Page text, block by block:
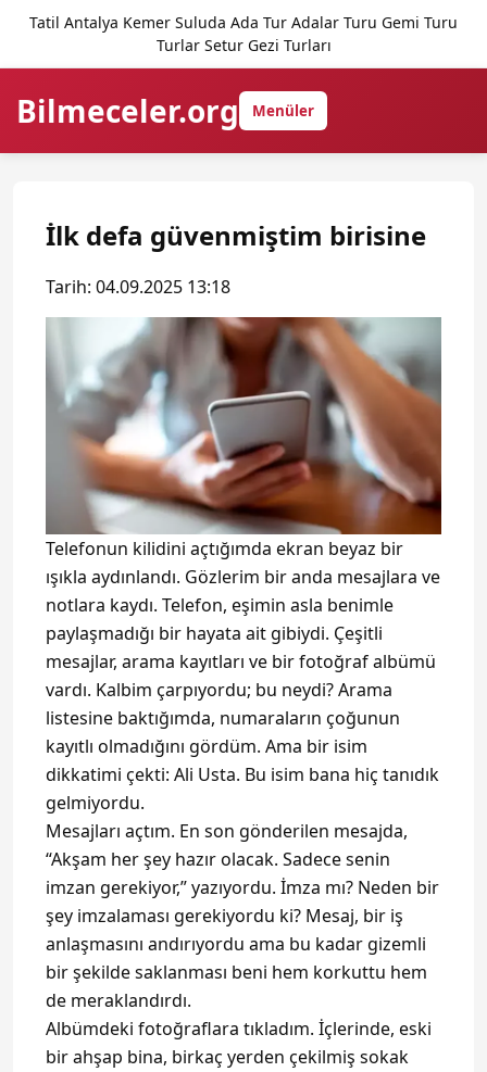
Tatil Antalya Kemer Suluda Ada Tur Adalar Turu Gemi Turu
Turlar Setur Gezi Turları
Bilmeceler.org Menüler
İlk defa güvenmiştim birisine
Tarih: 04.09.2025 13:18
Telefonun kilidini açtığımda ekran beyaz bir
ışıkla aydınlandı. Gözlerim bir anda mesajlara ve
notlara kaydı. Telefon, eşimin asla benimle
paylaşmadığı bir hayata ait gibiydi. Çeşitli
mesajlar, arama kayıtları ve bir fotoğraf albümü
vardı. Kalbim çarpıyordu; bu neydi? Arama
listesine baktığımda, numaraların çoğunun
kayıtlı olmadığını gördüm. Ama bir isim
dikkatimi çekti: Ali Usta. Bu isim bana hiç tanıdık
gelmiyordu.
Mesajları açtım. En son gönderilen mesajda,
“Akşam her şey hazır olacak. Sadece senin
imzan gerekiyor,” yazıyordu. İmza mı? Neden bir
şey imzalaması gerekiyordu ki? Mesaj, bir iş
anlaşmasını andırıyordu ama bu kadar gizemli
bir şekilde saklanması beni hem korkuttu hem
de meraklandırdı.
Albümdeki fotoğraflara tıkladım. İçlerinde, eski
bir ahşap bina, birkaç yerden çekilmiş sokak